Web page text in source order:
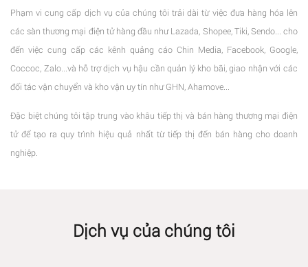
Phạm vi cung cấp dịch vụ của chúng tôi trải dài từ việc đưa hàng hóa lên
các sàn thương mại điện tử hàng đầu như Lazada, Shopee, Tiki, Sendo... cho
đến việc cung cấp các kênh quảng cáo Chin Media, Facebook, Google,
Coccoc, Zalo...và hỗ trợ dịch vụ hậu cần quản lý kho bãi, giao nhận với các
đối tác vận chuyển và kho vận uy tín như GHN, Ahamove...
Đặc biệt chúng tôi tập trung vào khâu tiếp thị và bán hàng thương mại điện
tử để tạo ra quy trình hiệu quả nhất từ tiếp thị đến bán hàng cho doanh
nghiệp.
Dịch vụ của chúng tôi